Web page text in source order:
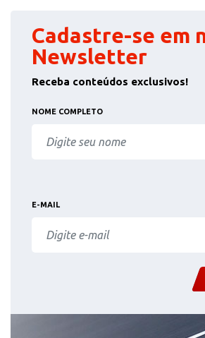
Cadastre-se em
Newsletter
Receba conteúdos exclusivos!
NOME COMPLETO
E-MAIL